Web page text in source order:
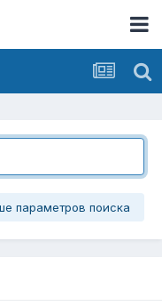
параметров поиска